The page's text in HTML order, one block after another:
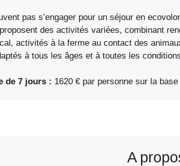
pas s’engager pour un séjour en
des activités variées, combinant
activités à la ferme au contact des
à tous les âges et à toutes les
de 7 jours : 1620 € par personne sur la
A